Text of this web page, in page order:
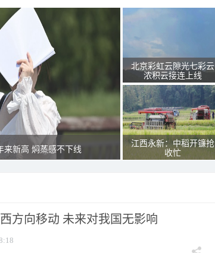
来新高 焖蒸感不下线
北京彩虹云隙光七彩云
浓积云接连上线
江西永新：中稻开镰抢
收忙
方向移动 未来对我国无影响